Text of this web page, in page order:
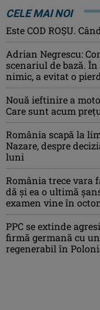
CELE MAI NOI
Este COD ROŞU.
Adrian Negrescu:
scenariul de bază.
nimic, a evitat o
Nouă ieftinire a
Care sunt acum
România scapă la
Nazare, despre
luni
România trece vara
dă și ea o ultimă
examen vine în
PPC se extinde
firmă germană cu
regenerabil în